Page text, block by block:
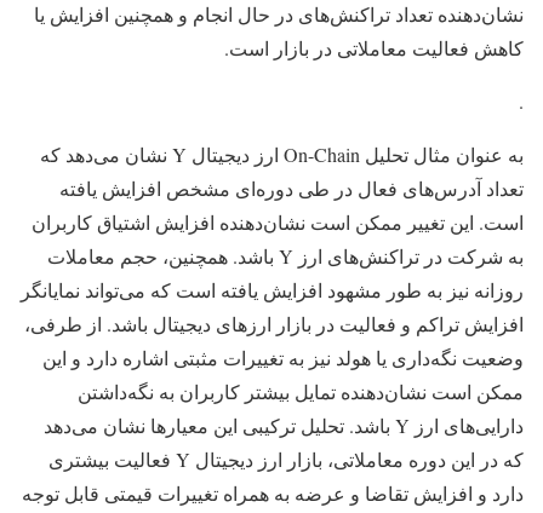
نشان‌دهنده تعداد تراکنش‌های در حال انجام و همچنین افزایش یا
کاهش فعالیت معاملاتی در بازار است.
.
به عنوان مثال تحلیل On-Chain ارز دیجیتال Y نشان می‌دهد که
تعداد آدرس‌های فعال در طی دوره‌ای مشخص افزایش یافته
است. این تغییر ممکن است نشان‌دهنده افزایش اشتیاق کاربران
به شرکت در تراکنش‌های ارز Y باشد. همچنین، حجم معاملات
روزانه نیز به طور مشهود افزایش یافته است که می‌تواند نمایانگر
افزایش تراکم و فعالیت در بازار ارزهای دیجیتال باشد. از طرفی،
وضعیت نگه‌داری یا هولد نیز به تغییرات مثبتی اشاره دارد و این
ممکن است نشان‌دهنده تمایل بیشتر کاربران به نگه‌داشتن
دارایی‌های ارز Y باشد. تحلیل ترکیبی این معیارها نشان می‌دهد
که در این دوره معاملاتی، بازار ارز دیجیتال Y فعالیت بیشتری
دارد و افزایش تقاضا و عرضه به همراه تغییرات قیمتی قابل توجه